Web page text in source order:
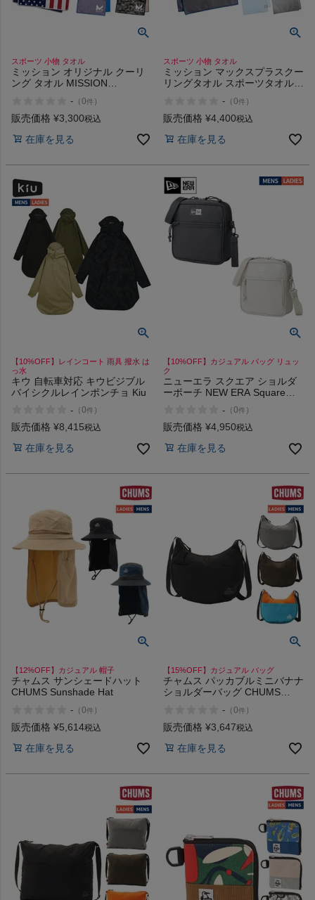
スポーツ 小物 タオル
ミッション オリジナル クーリ
ング タオル MISSION
- （0件 ）
販売価格 ¥3,300税込
在庫を見る
スポーツ 小物 タオル
ミッション マックスプラスクー
リングタオル スポーツタオル
ウトドア 熱中症対策 吸汗速乾
伸縮性 MISSION
- （0件 ）
販売価格 ¥4,400税込
在庫を見る
【10%OFF】レインコート 雨具 撥水 は
っ水
キウ 自転車対応 キウビジブル
バイシクルレインポンチョ Kiu
- （0件 ）
販売価格 ¥8,415税込
在庫を見る
【10%OFF】カジュアル バッグ リュッ
ク
ニューエラ スクエア ショルダ
ーポーチ NEW ERA Square
- （0件 ）
販売価格 ¥4,950税込
在庫を見る
【12%OFF】カジュアル 帽子
チャムス サンシェードハット
CHUMS Sunshade Hat
- （0件 ）
販売価格 ¥5,614税込
在庫を見る
【15%OFF】カジュアル バッグ
チャムス パッカブルミニバナナ
ショルダーバッグ CHUMS
Shoulder Bag- （0件 ）
販売価格 ¥3,647税込
在庫を見る